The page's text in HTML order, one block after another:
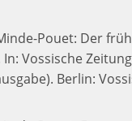
Pouet: Der
In: Vossische
Berlin: